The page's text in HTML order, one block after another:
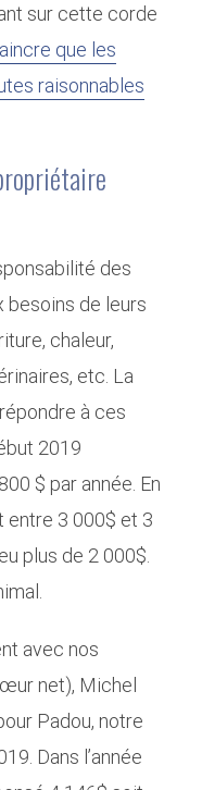
sur cette corde
que les
raisonnables
des
besoins de leurs
chaleur,
etc. La
à ces
2019
$ par année. En
entre 3 000$ et 3
plus de 2 000$.
avec nos
net), Michel
Padou, notre
Dans l’année